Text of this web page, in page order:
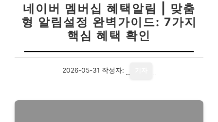
네이버 멤버십 혜택알림 | 맞춤
형 알림설정 완벽가이드: 7가지
핵심 혜택 확인
2026-05-31 작성자: